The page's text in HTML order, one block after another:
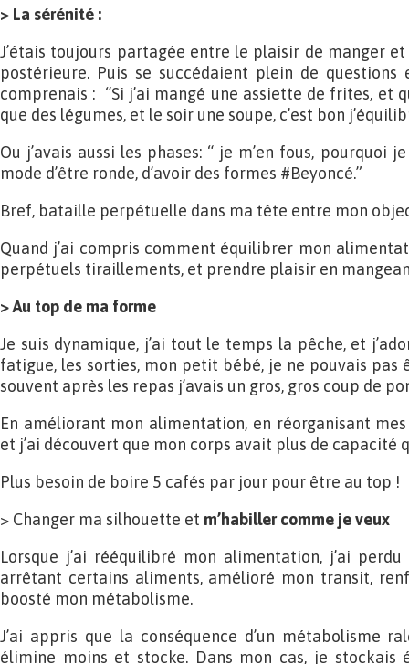
> La sérénité :
J’étais toujours partagée entre le plaisir de manger
postérieure. Puis se succédaient plein de
comprenais : “Si j’ai mangé une assiette de frites, et
que des légumes, et le soir une soupe, c’est bon
Ou j’avais aussi les phases: “ je m’en fous, pourquoi
mode d’être ronde, d’avoir des formes #Beyoncé.”
Bref, bataille perpétuelle dans ma tête entre mon
Quand j’ai compris comment équilibrer mon
perpétuels tiraillements, et prendre plaisir en
> Au top de ma forme
Je suis dynamique, j’ai tout le temps la pêche, et
fatigue, les sorties, mon petit bébé, je ne pouvais pas
souvent après les repas j’avais un gros, gros coup de
En améliorant mon alimentation, en réorganisant mes
et j’ai découvert que mon corps avait plus de capacité
Plus besoin de boire 5 cafés par jour pour être au top !
> Changer ma silhouette et m’habiller comme je veux
Lorsque j’ai rééquilibré mon alimentation, j’ai perdu
arrêtant certains aliments, amélioré mon transit,
boosté mon métabolisme.
J’ai appris que la conséquence d’un métabolisme
élimine moins et stocke. Dans mon cas, je stockais